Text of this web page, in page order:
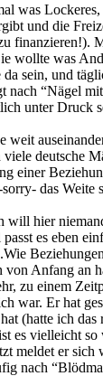
was Lockeres,
und die
finanzieren!).
wollte was
sein, und
nach “Nägel
unter Druck
weit
deutsche
einer
das Weite
will hier
es eben
Anfang an
zu einem
war. Er hat
(hatte ich das
es vielleicht so
meldet er sich
nach